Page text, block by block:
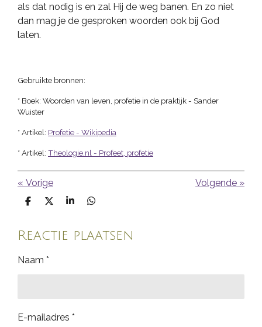
als dat nodig is en zal Hij de weg banen. En zo niet
dan mag je de gesproken woorden ook bij God
laten.
Gebruikte bronnen:
* Boek: Woorden van leven, profetie in de praktijk - Sander
Wuister
* Artikel: Profetie - Wikipedia
* Artikel: Theologie.nl - Profeet, profetie
« Vorige Volgende »
D
e
n
D
l
S
D
e
n
Reactie plaatsen
Naam *
E-mailadres *